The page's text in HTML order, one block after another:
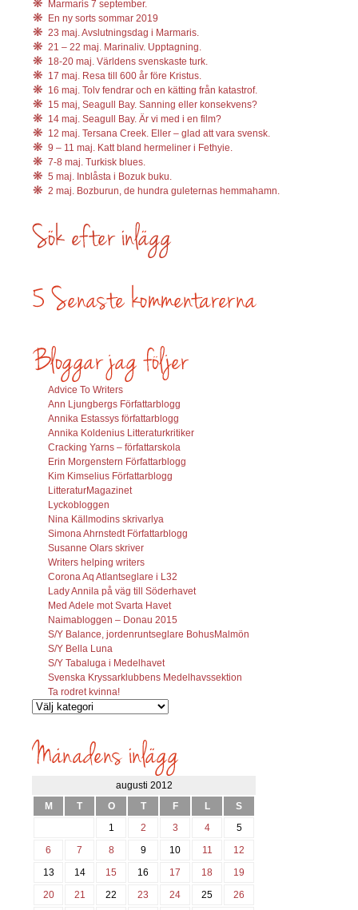
Marmaris 7 september.
En ny sorts sommar 2019
23 maj. Avslutningsdag i Marmaris.
21 – 22 maj. Marinaliv. Upptagning.
18-20 maj. Världens svenskaste turk.
17 maj. Resa till 600 år före Kristus.
16 maj. Tolv fendrar och en kätting från katastrof.
15 maj, Seagull Bay. Sanning eller konsekvens?
14 maj. Seagull Bay. Är vi med i en film?
12 maj. Tersana Creek. Eller – glad att vara svensk.
9 – 11 maj. Katt bland hermeliner i Fethyie.
7-8 maj. Turkisk blues.
5 maj. Inblåsta i Bozuk buku.
2 maj. Bozburun, de hundra guleternas hemmahamn.
Advice To Writers
Ann Ljungbergs Författarblogg
Annika Estassys författarblogg
Annika Koldenius Litteraturkritiker
Cracking Yarns – författarskola
Erin Morgenstern Författarblogg
Kim Kimselius Författarblogg
LitteraturMagazinet
Lyckobloggen
Nina Källmodins skrivarlya
Simona Ahrnstedt Författarblogg
Susanne Olars skriver
Writers helping writers
Corona Aq Atlantseglare i L32
Lady Annila på väg till Söderhavet
Med Adele mot Svarta Havet
Naimabloggen – Donau 2015
S/Y Balance, jordenruntseglare BohusMalmön
S/Y Bella Luna
S/Y Tabaluga i Medelhavet
Svenska Kryssarklubbens Medelhavssektion
Ta rodret kvinna!
Vilka
söks?
augusti 2012
M
T O T F L
S
1
2 3 4
5
6
7 8 9 10 11
12
13
14 15 16 17 18
19
20
21 22 23 24 25
26